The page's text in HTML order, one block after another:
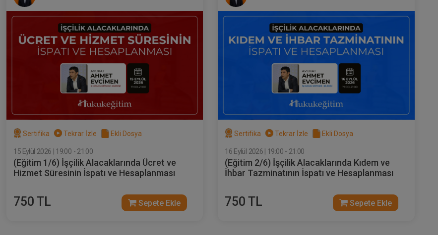
Sertifika Tekrar İzle Ekli Dosya
15 Eylül 2026 | 19:00 - 21:00
(Eğitim 1/6) İşçilik Alacaklarında Ücret ve
Hizmet Süresinin İspatı ve Hesaplanması
750 TL Sepete Ekle
Sertifika Tekrar İzle Ekli Dosya
16 Eylül 2026 | 19:00 - 21:00
(Eğitim 2/6) İşçilik Alacaklarında Kıdem ve
İhbar Tazminatının İspatı ve Hesaplanması
750 TL Sepete Ekle